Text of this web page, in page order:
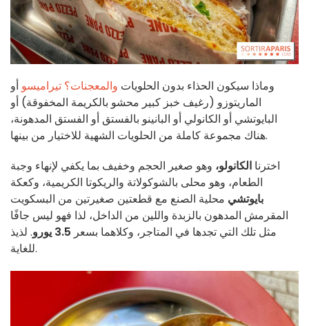
وماذا سيكون الحذاء بدون الحلويات والمعجنات؟ تيراميسو أو
الماريتوزو (رغيف خبز كبير محشو بالكريمة المخفوقة) أو
البايوتشي أو الكانولي أو البانينو بالفستق أو الفستق المدهونة،
هناك مجموعة كاملة من الحلويات الشهية للاختيار من بينها.
اخترنا الكانولو، وهو صغير الحجم وخفيف بما يكفي لإنهاء وجبة
الطعام، وهو محلى بالشوكولاتة والريكوتا الكريمية، وكعكة
بايوتشي محلية الصنع مع قطعتين صغيرتين من البسكويت
المقرمش المدهون بالزبدة واللين من الداخل، لذا فهو ليس جافًا
مثل تلك التي تجدها في المتاجر، وكلاهما بسعر 3.5 يورو
. لذيذ
للغاية.